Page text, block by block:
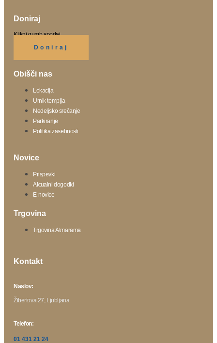
Doniraj
Klikni gumb spodaj.
Doniraj
Obišči nas
Lokacija
Urnik templja
Nedeljsko srečanje
Parkiranje
Politika zasebnosti
Novice
Prispevki
Aktualni dogodki
E-novice
Trgovina
Trgovina Atmarama
Kontakt
Naslov:
Žibertova 27, Ljubljana
Telefon:
01 431 21 24